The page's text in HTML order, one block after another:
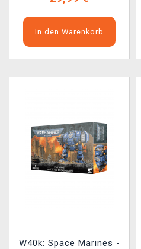
In den Warenkorb
W40k: Space Marines -